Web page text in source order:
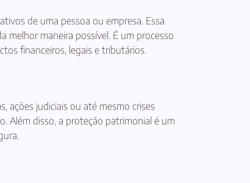
de uma pessoa ou empresa. Essa
maneira possível. É um processo
financeiros, legais e tributários.
ações judiciais ou até mesmo crises
Além disso, a proteção patrimonial é um